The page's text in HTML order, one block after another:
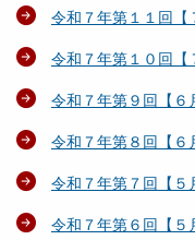
令和７年第１１回【
令和７年第１０回【
令和７年第９回【６
令和７年第８回【６
令和７年第７回【５
令和７年第６回【５